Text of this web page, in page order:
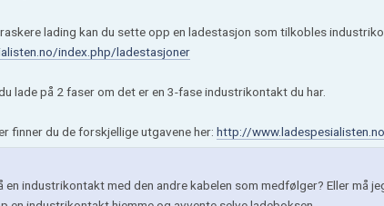
lading kan du sette opp en ladestasjon som tilkobles
index.php/ladestasjoner
lade på 2 faser om det er en 3-fase industrikontakt du har.
finner du de forskjellige utgavene her: http://
en industrikontakt med den andre kabelen som medfølger? Eller må